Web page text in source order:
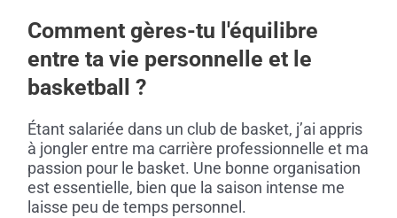
Comment gères-tu l'équilibre
entre ta vie personnelle et le
basketball ?
Étant salariée dans un club de basket, j’ai appris
à jongler entre ma carrière professionnelle et ma
passion pour le basket. Une bonne organisation
est essentielle, bien que la saison intense me
laisse peu de temps personnel.